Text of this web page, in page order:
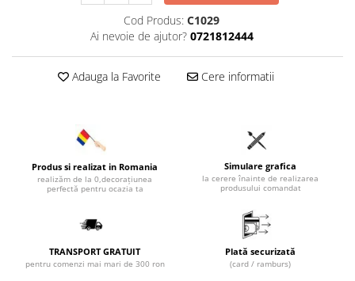
Cod Produs: C1029
Ai nevoie de ajutor? 0721812444
Adauga la Favorite Cere informatii
Produs si realizat in Romania
realizăm de la 0,decorațiunea
perfectă pentru ocazia ta
Simulare grafica
la cerere înainte de realizarea
produsului comandat
TRANSPORT GRATUIT
pentru comenzi mai mari de 300 ron
Plată securizată
(card / ramburs)